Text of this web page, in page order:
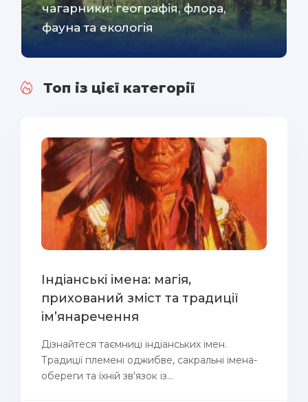
чагарники: географія, флора,
фауна та екологія
Топ із цієї категорії
Індіанські імена: магія,
прихований зміст та традиції
ім’янаречення
Дізнайтеся таємниці індіанських імен.
Традиції племені оджибве, сакральні імена-
обереги та їхній зв'язок із...